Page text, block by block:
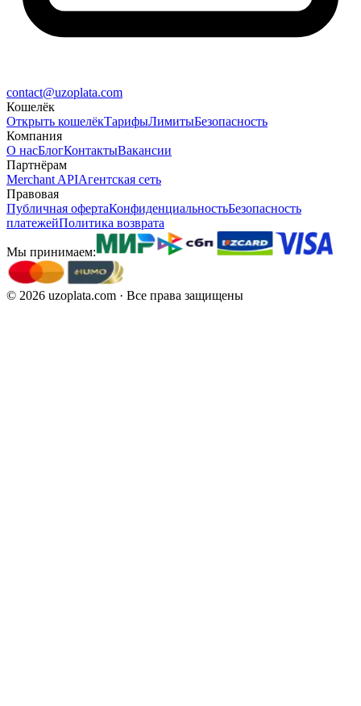
contact@uzoplata.com
Кошелёк
Открыть кошелёкТарифыЛимитыБезопасность
Компания
О насБлогКонтактыВакансии
Партнёрам
Merchant APIАгентская сеть
Правовая
Публичная офертаКонфиденциальностьБезопасность
платежейПолитика возврата
Мы принимаем:
© 2026 uzoplata.com · Все права защищены